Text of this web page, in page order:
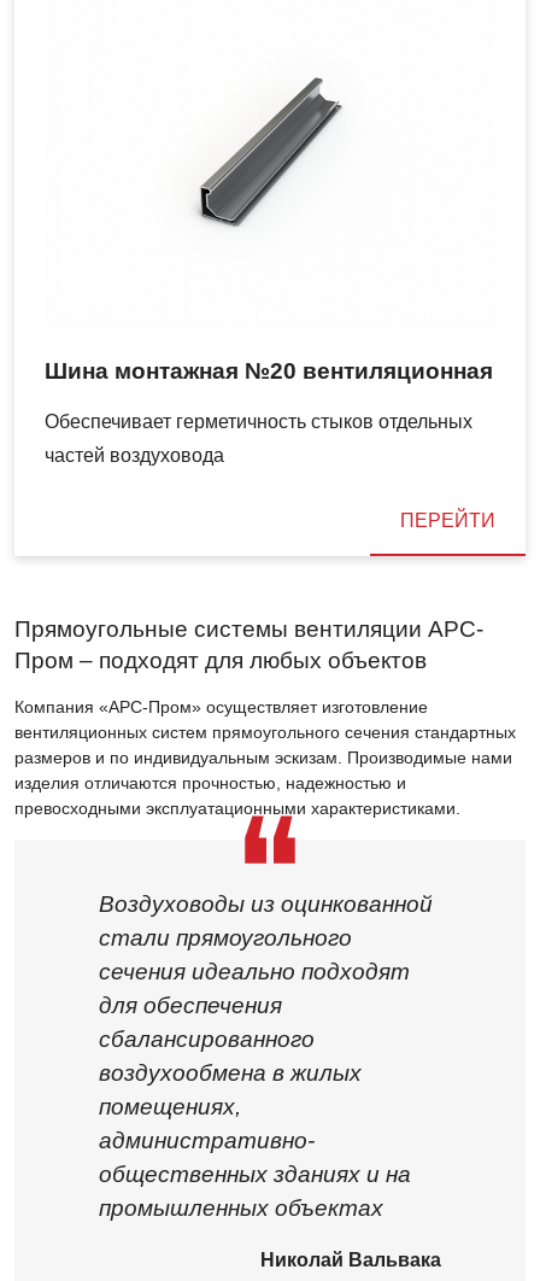
Шина монтажная №20 вентиляционная
Обеспечивает герметичность стыков отдельных
частей воздуховода
ПЕРЕЙТИ
Прямоугольные системы вентиляции АРС-
Пром – подходят для любых объектов
Компания «АРС-Пром» осуществляет изготовление
вентиляционных систем прямоугольного сечения стандартных
размеров и по индивидуальным эскизам. Производимые нами
изделия отличаются прочностью, надежностью и
превосходными эксплуатационными характеристиками.
Воздуховоды из оцинкованной
стали прямоугольного
сечения идеально подходят
для обеспечения
сбалансированного
воздухообмена в жилых
помещениях,
административно-
общественных зданиях и на
промышленных объектах
Николай Вальвака